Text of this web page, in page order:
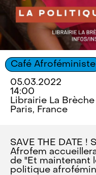
Café Afroféministe
05.03.2022
14:00
Librairie La Brèche
Paris, France
SAVE THE DATE !
Afrofem
de "Et maintenant
politique